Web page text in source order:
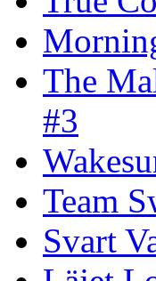
The
#3
Team
Svart